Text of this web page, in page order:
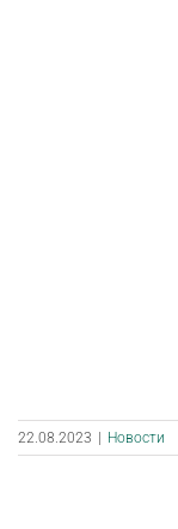
22.08.2023 | Новости